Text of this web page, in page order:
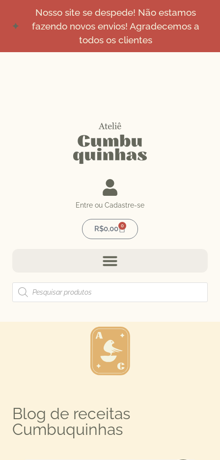
Nosso site se despede! Não estamos
fazendo novos envios! Agradecemos a
todos os clientes
Entre ou Cadastre-se
R$0,00 0
Blog de receitas
Cumbuquinhas